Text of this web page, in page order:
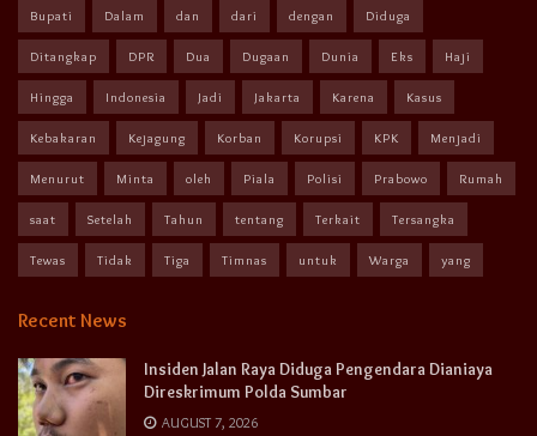
Bupati Dalam dan dari dengan Diduga
Ditangkap DPR Dua Dugaan Dunia Eks Haji
Hingga Indonesia Jadi Jakarta Karena Kasus
Kebakaran Kejagung Korban Korupsi KPK Menjadi
Menurut Minta oleh Piala Polisi Prabowo Rumah
saat Setelah Tahun tentang Terkait Tersangka
Tewas Tidak Tiga Timnas untuk Warga yang
Recent News
Insiden Jalan Raya Diduga Pengendara Dianiaya
Direskrimum Polda Sumbar
AUGUST 7, 2026